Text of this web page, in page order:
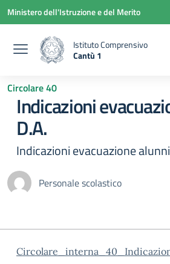
Vai ai contenuti
Vai al menu di navigazione
Vai al footer
Ministero dell'Istruzione e del Merito
Istituto Comprensivo
Cantù 1
Circolare 40
Indicazioni
D.A.
Indicazioni evacuazione
Personale scolastico